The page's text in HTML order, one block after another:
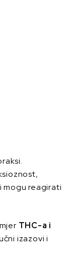
mogu reagirati
THC-a i
izazovi i